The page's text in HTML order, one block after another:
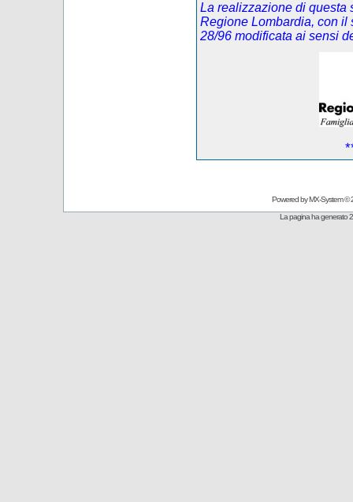
La realizzazione di questa
Regione Lombardia, con
28/96 modificata ai sensi
Powered byMX-System©
La pagina ha generato